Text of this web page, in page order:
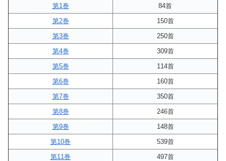
第1巻
84首
第2巻
150首
第3巻
250首
第4巻
309首
第5巻
114首
第6巻
160首
第7巻
350首
第8巻
246首
第9巻
148首
第10巻
539首
第11巻
497首